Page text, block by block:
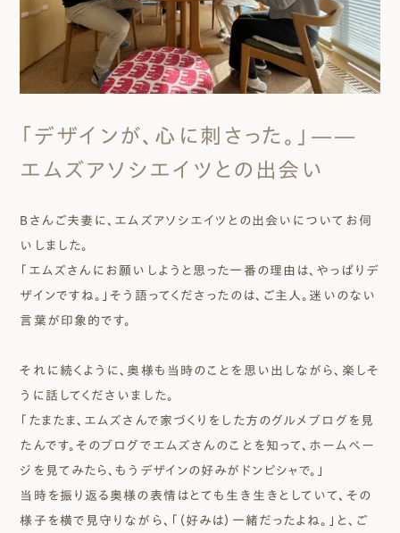
「デザインが、心に刺さった。」——
エムズアソシエイツとの出会い
Bさんご夫妻に、エムズアソシエイツとの出会いについてお伺
いしました。
「エムズさんにお願いしようと思った一番の理由は、やっぱりデ
ザインですね。」そう語ってくださったのは、ご主人。迷いのない
言葉が印象的です。
それに続くように、奥様も当時のことを思い出しながら、楽しそ
うに話してくださいました。
「たまたま、エムズさんで家づくりをした方のグルメブログを見
たんです。そのブログでエムズさんのことを知って、ホームペー
ジを見てみたら、もうデザインの好みがドンピシャで。」
当時を振り返る奥様の表情はとても生き生きとしていて、その
様子を横で見守りながら、「（好みは）一緒だったよね。」と、ご